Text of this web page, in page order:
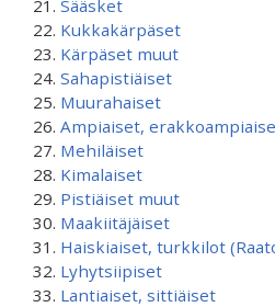
Sääsket
Kukkakärpäset
Kärpäset muut
Sahapistiäiset
Muurahaiset
Ampiaiset,
Mehiläiset
Kimalaiset
Pistiäiset muut
Maakiitäjäiset
Haiskiaiset, turkkilot
Lyhytsiipiset
Lantiaiset, sittiäiset